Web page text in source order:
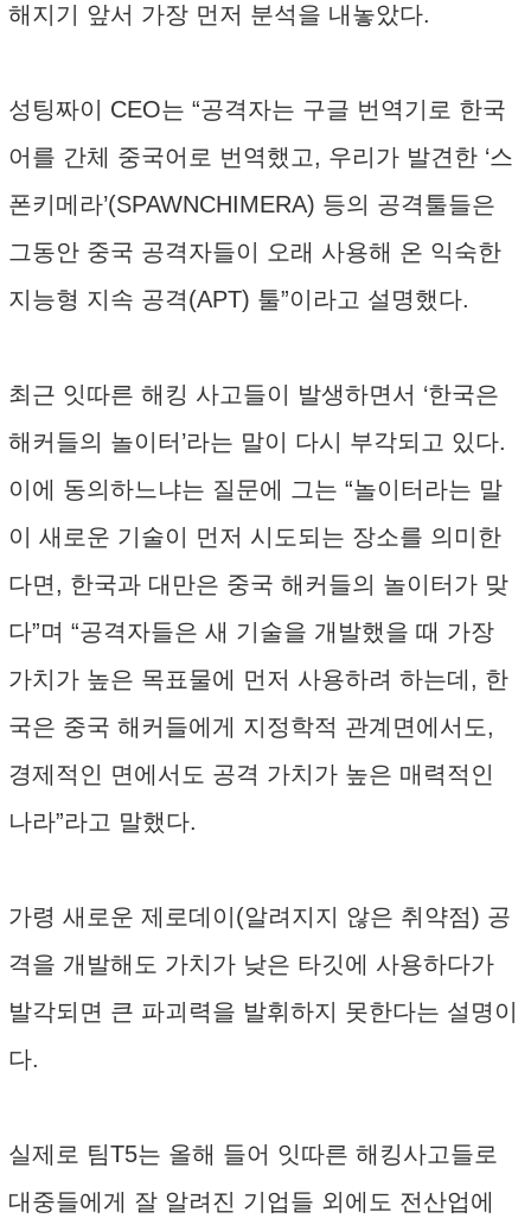
해지기 앞서 가장 먼저 분석을 내놓았다.
성팅짜이 CEO는 “공격자는 구글 번역기로 한국
어를 간체 중국어로 번역했고, 우리가 발견한 ‘스
폰키메라’(SPAWNCHIMERA) 등의 공격툴들은
그동안 중국 공격자들이 오래 사용해 온 익숙한
지능형 지속 공격(APT) 툴”이라고 설명했다.
최근 잇따른 해킹 사고들이 발생하면서 ‘한국은
해커들의 놀이터’라는 말이 다시 부각되고 있다.
이에 동의하느냐는 질문에 그는 “놀이터라는 말
이 새로운 기술이 먼저 시도되는 장소를 의미한
다면, 한국과 대만은 중국 해커들의 놀이터가 맞
다”며 “공격자들은 새 기술을 개발했을 때 가장
가치가 높은 목표물에 먼저 사용하려 하는데, 한
국은 중국 해커들에게 지정학적 관계면에서도,
경제적인 면에서도 공격 가치가 높은 매력적인
나라”라고 말했다.
가령 새로운 제로데이(알려지지 않은 취약점) 공
격을 개발해도 가치가 낮은 타깃에 사용하다가
발각되면 큰 파괴력을 발휘하지 못한다는 설명이
다.
실제로 팀T5는 올해 들어 잇따른 해킹사고들로
대중들에게 잘 알려진 기업들 외에도 전산업에